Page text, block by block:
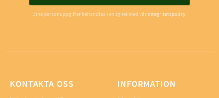
Dina personuppgifter behandlas i enlighet med vår integritetspolicy.
KONTAKTA OSS INFORMATION